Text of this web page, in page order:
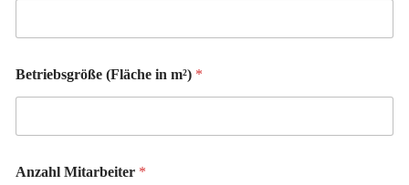
a
i
-
d
Betriebsgröße (Fläche in m²) *
Anzahl Mitarbeiter *